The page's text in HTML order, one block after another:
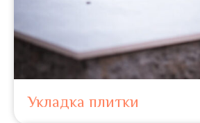
Укладка плитки